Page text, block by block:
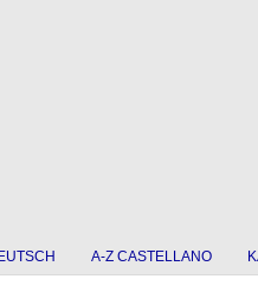
A-Z CASTELLANO